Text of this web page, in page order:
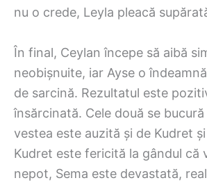
nu o crede, Leyla pleacă
În final, Ceylan începe să aibă
neobișnuite, iar Ayse o
de sarcină. Rezultatul este
însărcinată. Cele două se
vestea este auzită și de Kudret
Kudret este fericită la gândul că
nepot, Sema este devastată,